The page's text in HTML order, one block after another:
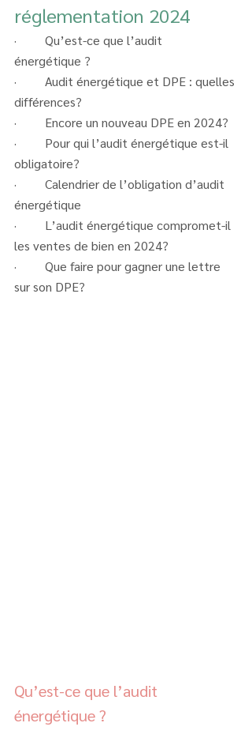
réglementation 2024
·         Qu’est-ce que l’audit
énergétique ?
·         Audit énergétique et DPE : quelles
différences?
·         Encore un nouveau DPE en 2024?
·         Pour qui l’audit énergétique est-il
obligatoire?
·         Calendrier de l’obligation d’audit
énergétique
·         L’audit énergétique compromet-il
les ventes de bien en 2024?
·         Que faire pour gagner une lettre
sur son DPE?
Qu’est-ce que l’audit
énergétique ?